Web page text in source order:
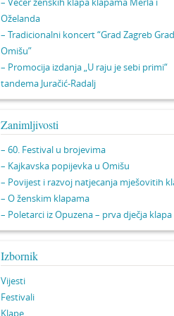
Oželanda
– Tradicionalni koncert “Grad Zagreb Grad
Omišu”
– Promocija izdanja „U raju je sebi primi“
tandema Juračić-Radalj
Zanimljivosti
– 60. Festival u brojevima
– Kajkavska popijevka u Omišu
– Povijest i razvoj natjecanja mješovitih
– O ženskim klapama
– Poletarci iz Opuzena – prva dječja klapa
Izbornik
Vijesti
Festivali
Klape